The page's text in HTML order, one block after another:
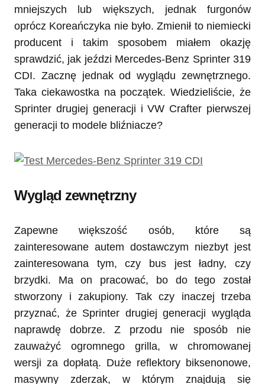
mniejszych lub większych, jednak furgonów
oprócz Koreańczyka nie było. Zmienił to niemiecki
producent i takim sposobem miałem okazję
sprawdzić, jak jeździ Mercedes-Benz Sprinter 319
CDI. Zacznę jednak od wyglądu zewnętrznego.
Taka ciekawostka na początek. Wiedzieliście, że
Sprinter drugiej generacji i VW Crafter pierwszej
generacji to modele bliźniacze?
Wygląd zewnętrzny
Zapewne większość osób, które są
zainteresowane autem dostawczym niezbyt jest
zainteresowana tym, czy bus jest ładny, czy
brzydki. Ma on pracować, bo do tego został
stworzony i zakupiony. Tak czy inaczej trzeba
przyznać, że Sprinter drugiej generacji wygląda
naprawdę dobrze. Z przodu nie sposób nie
zauważyć ogromnego grilla, w chromowanej
wersji za dopłatą. Duże reflektory biksenonowe,
masywny zderzak, w którym znajdują się